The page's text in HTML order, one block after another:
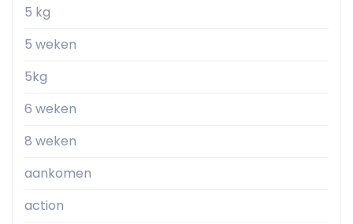
5 kg
5 weken
5kg
6 weken
8 weken
aankomen
action